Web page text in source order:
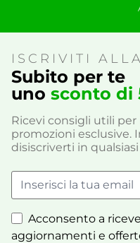
ISCRIVITI
Subito per te
uno sconto di
Ricevi consigli utili
promozioni esclusive.
disiscriverti in
Acconsento a
aggiornamenti e